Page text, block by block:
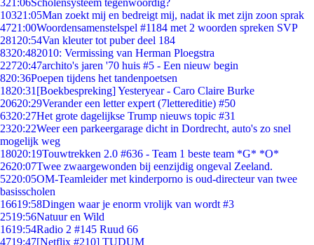
321:06Scholensysteem tegenwoordig?
10321:05Man zoekt mij en bedreigt mij, nadat ik met zijn zoon sprak
4721:00Woordensamenstelspel #1184 met 2 woorden spreken SVP
281 20:54Van kleuter tot puber deel 184
8320:482010: Vermissing van Herman Ploegstra
22720:47archito's jaren '70 huis #5 - Een nieuw begin
820:36Poepen tijdens het tandenpoetsen
1820:31 [Boekbespreking] Yesteryear - Caro Claire Burke
20620:29Verander een letter expert (7lettereditie) #50
6320:27Het grote dagelijkse Trump nieuws topic #31
2320:22Weer een parkeergarage dicht in Dordrecht, auto's zo snel
mogelijk weg
18020:19Touwtrekken 2.0 #636 - Team 1 beste team *G* *O*
2620:07Twee zwaargewonden bij eenzijdig ongeval Zeeland.
5220:05OM-Teamleider met kinderporno is oud-directeur van twee
basisscholen
16619:58Dingen waar je enorm vrolijk van wordt #3
2519:56Natuur en Wild
1619:54Radio 2 #145 Ruud 66
4719:47[Netflix #210] TUDUM